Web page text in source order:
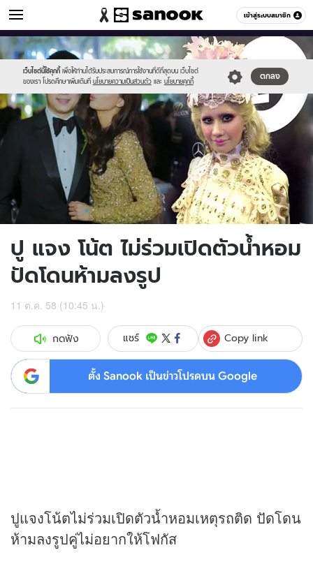
เข้าสู่ระบบสมาชิก
ข่าวบันเทิง หมวดอื่นๆ
เว็บไซต์นี้ใช้คุกกี้ เพื่อให้ท่านได้รับประสบการณ์การใช้งานที่ดีที่สุดบน เว็บไซต์
ของเรา โปรดศึกษาเพิ่มเติมที่ นโยบายความเป็นส่วนตัว และ นโยบายคุกกี้
ตกลง
Sanook
//s.isanook.com/sr/0/images/logo-
new-
sanook.png
600
60
//s.isanook.com/ns/0/ud/376/1880462/4.jpg
ปู แจง โน้ต ไม่ร่วมเปิดตัวน้ำหอม
ปัดโดนห้ามลงรูป
11 ต.ค. 58 (10:45 น.)
กดฟัง แชร์ Copy link
ตั้ง Sanook เป็นข่าวโปรดบน Google
ปูแจงโน้ตไม่ร่วมเปิดตัวน้ำหอมเหตุรถติด ปัดโดน
ห้ามลงรูปคู่ไม่อยากให้โฟกัส